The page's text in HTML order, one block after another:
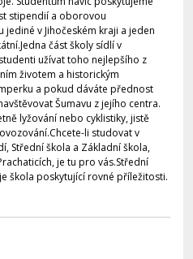
stipendií a oborovou
v Jihočeském kraji a jeden
část školy sídlí v
užívat toho nejlepšího z
životem a historickým
a pokud dáváte přednost
Šumavu z jejího centra.
lyžování nebo cyklistiky, jistě
li studovat v
Střední škola a Základní škola,
je tu pro vás.Střední
škola poskytující rovné příležitosti.